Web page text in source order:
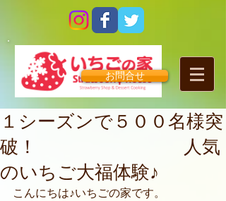
お問合せ
１シーズンで５００名様突
破！ 人気
のいちご大福体験♪
こんにちは♪いちごの家です。